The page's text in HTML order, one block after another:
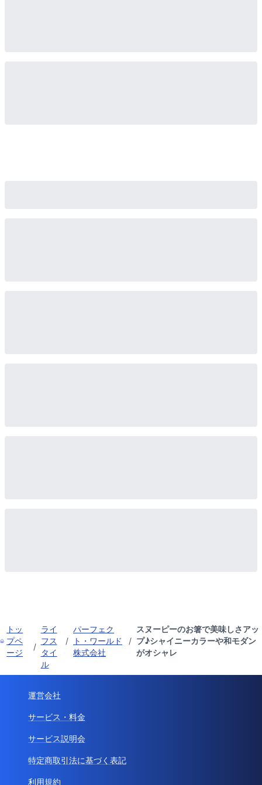
トッ
プペ
ージ
/
ライ
フス
タイ
ル
/
パーフェク
ト・ワールド
株式会社
/
スヌーピーのお箸で美味しさアッ
プ♪シャイニーカラーや和モダン
がオシャレ
運営会社
サービス・料金
サービス説明会
特定商取引法に基づく表記
利用規約